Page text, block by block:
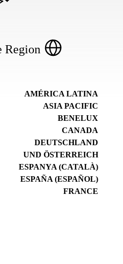
Region
AMÉRICA LATINA
ASIA PACIFIC
BENELUX
CANADA
DEUTSCHLAND
UND ÖSTERREICH
ESPANYA (CATALÀ)
ESPAÑA (ESPAÑOL)
FRANCE